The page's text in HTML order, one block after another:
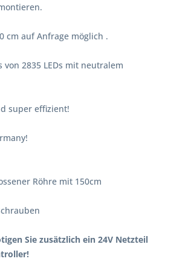
cm auf Anfrage möglich .
2835 LEDs mit neutralem
super effizient!
Röhre mit 150cm
Sie zusätzlich ein 24V Netzteil